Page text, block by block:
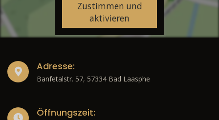
Zustimmen und
aktivieren
Adresse:
Banfetalstr. 57, 57334 Bad Laasphe
Öffnungszeit: